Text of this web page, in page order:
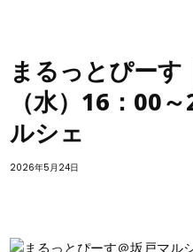
まるっとぴー
（水）16：00
ルシェ
2026年5月24日